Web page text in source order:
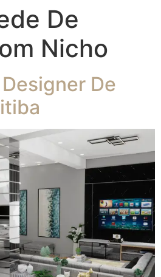
De
Nicho
De